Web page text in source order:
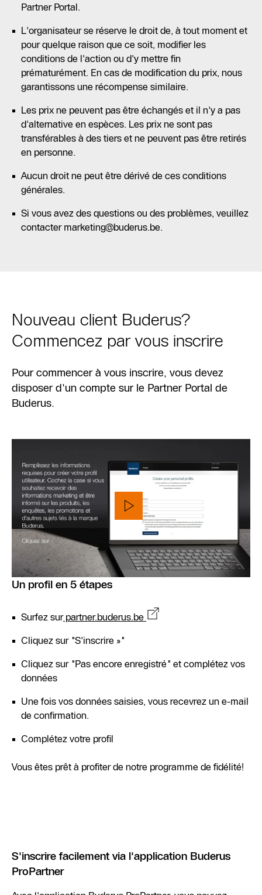
Partner Portal.
L'organisateur se réserve le droit de, à tout moment et
pour quelque raison que ce soit, modifier les
conditions de l'action ou d'y mettre fin
prématurément. En cas de modification du prix, nous
garantissons une récompense similaire.
Les prix ne peuvent pas être échangés et il n'y a pas
d'alternative en espèces. Les prix ne sont pas
transférables à des tiers et ne peuvent pas être retirés
en personne.
Aucun droit ne peut être dérivé de ces conditions
générales.
Si vous avez des questions ou des problèmes, veuillez
contacter marketing@buderus.be.
Nouveau client Buderus?
Commencez par vous inscrire
Pour commencer à vous inscrire, vous devez
disposer d'un compte sur le Partner Portal de
Buderus.
Un profil en 5 étapes
Surfez surpartner.buderus.be
Cliquez sur "S'inscrire »"
Cliquez sur "Pas encore enregistré" et complétez vos
données
Une fois vos données saisies, vous recevrez un e-mail
de confirmation.
Complétez votre profil
Vous êtes prêt à profiter de notre programme de fidélité!
S'inscrire facilement via l'application Buderus
ProPartner